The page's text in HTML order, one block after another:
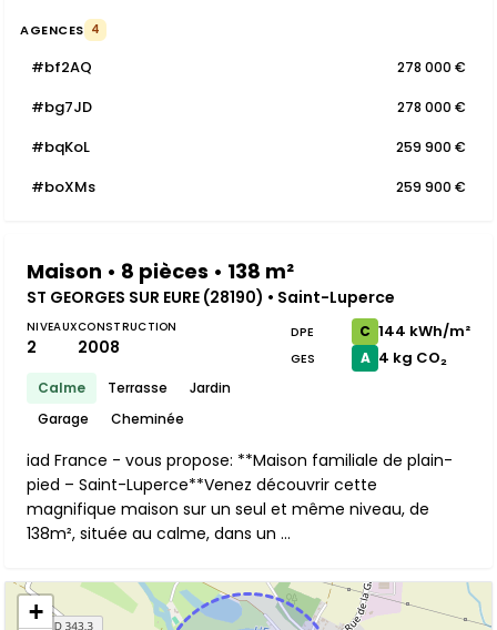
AGENCES 4
#bf2AQ 278 000 €
#bg7JD 278 000 €
#bqKoL 259 900 €
#boXMs 259 900 €
Maison • 8 pièces • 138 m²
ST GEORGES SUR EURE (28190) • Saint-Luperce
NIVEAUX
2
CONSTRUCTION
2008
Calme Terrasse
Jardin
Garage
Cheminée
DPE C 144 kWh/m²
GES A 4 kg CO₂
iad France - vous propose: **Maison familiale de plain-
pied – Saint-Luperce**Venez découvrir cette
magnifique maison sur un seul et même niveau, de
138m², située au calme, dans un ...
+